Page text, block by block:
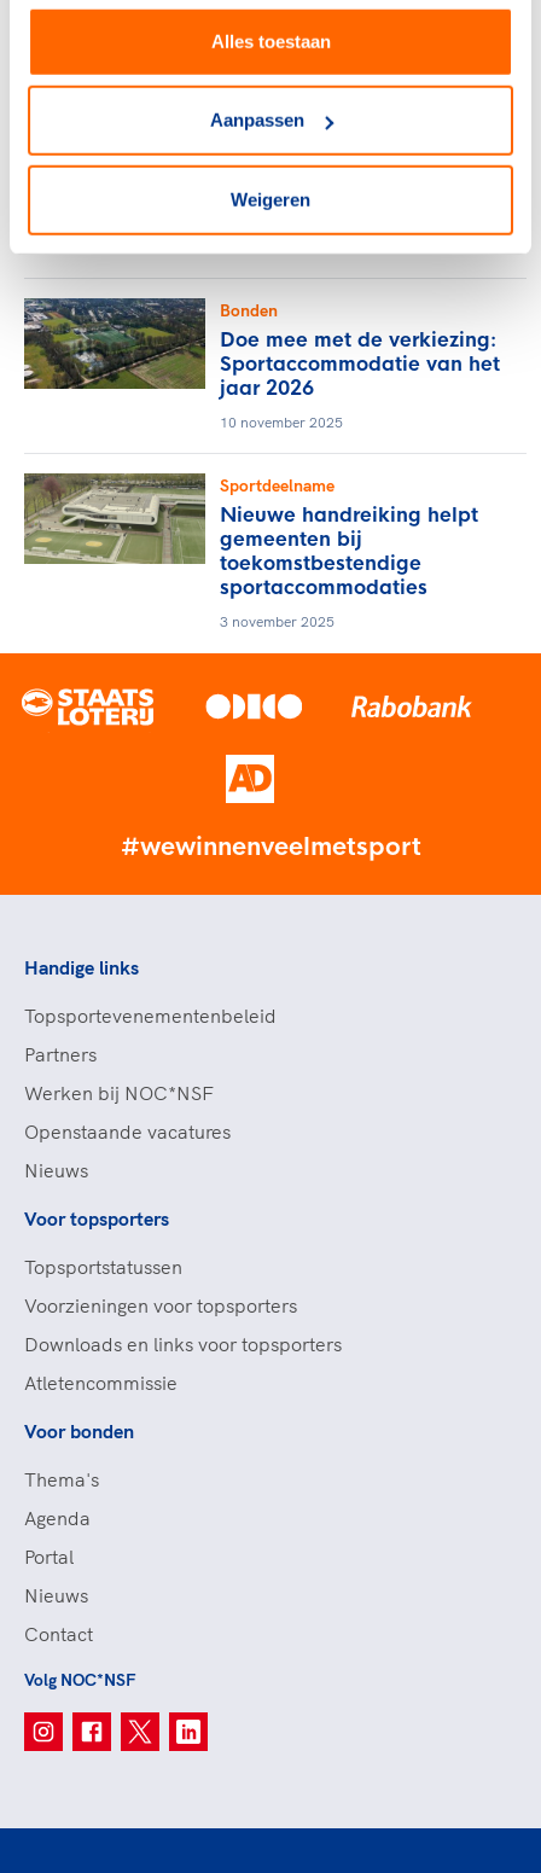
Alles toestaan
Aanpassen
Weigeren
BOSA-regeling 2026 opent
op 5 januari
15 december 2025
Bonden
Voorop in duurzaamheid: hoe
de NKBV koers houdt in een
veranderend klimaat
Bonden
Doe mee met de verkiezing:
Sportaccommodatie van het
jaar 2026
10 november 2025
Sportdeelname
Nieuwe handreiking helpt
gemeenten bij
toekomstbestendige
sportaccommodaties
3 november 2025
#wewinnenveelmetsport
Handige links
Topsportevenementenbeleid
Partners
Werken bij NOC*NSF
Openstaande vacatures
Nieuws
Voor topsporters
Topsportstatussen
Voorzieningen voor topsporters
Downloads en links voor topsporters
Atletencommissie
Voor bonden
Thema's
Agenda
Portal
Nieuws
Contact
Volg NOC*NSF